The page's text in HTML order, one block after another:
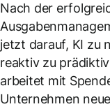
Nach der
jetzt darauf, KI zu
reaktiv zu
arbeitet mit
Unternehmen